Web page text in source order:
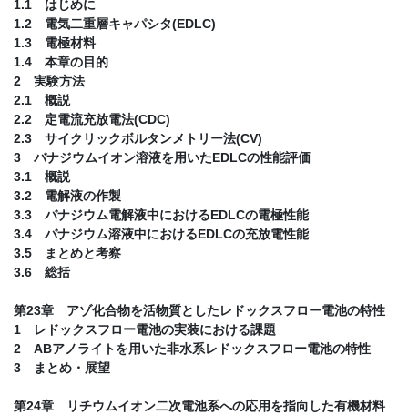
1.1 はじめに
1.2 電気二重層キャパシタ(EDLC)
1.3 電極材料
1.4 本章の目的
2 実験方法
2.1 概説
2.2 定電流充放電法(CDC)
2.3 サイクリックボルタンメトリー法(CV)
3 バナジウムイオン溶液を用いたEDLCの性能評価
3.1 概説
3.2 電解液の作製
3.3 バナジウム電解液中におけるEDLCの電極性能
3.4 バナジウム溶液中におけるEDLCの充放電性能
3.5 まとめと考察
3.6 総括
第23章 アゾ化合物を活物質としたレドックスフロー電池の特性
1 レドックスフロー電池の実装における課題
2 ABアノライトを用いた非水系レドックスフロー電池の特性
3 まとめ・展望
第24章 リチウムイオン二次電池系への応用を指向した有機材料